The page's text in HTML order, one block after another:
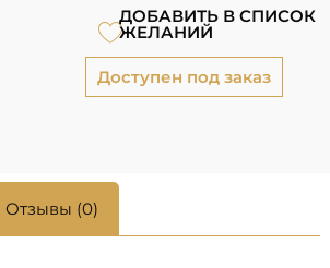
ДОБАВИТЬ В СПИСОК
ЖЕЛАНИЙ
Доступен под заказ
Отзывы (0)